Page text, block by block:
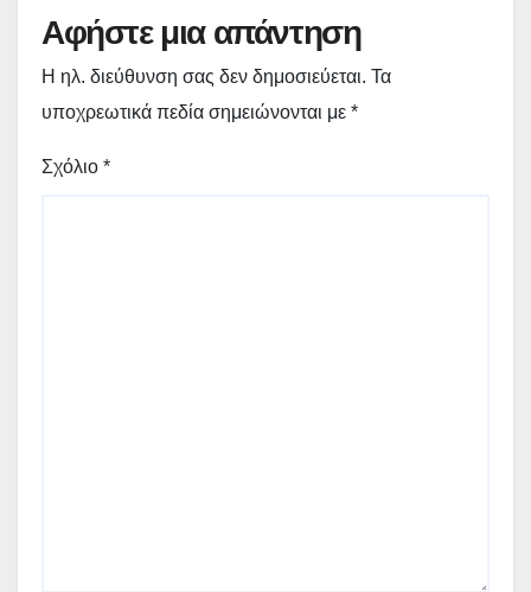
Αφήστε μια απάντηση
Η ηλ. διεύθυνση σας δεν δημοσιεύεται. Τα
υποχρεωτικά πεδία σημειώνονται με *
Σχόλιο *